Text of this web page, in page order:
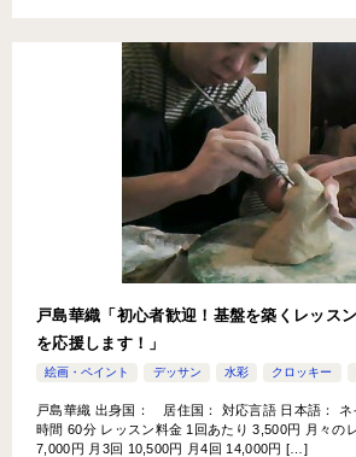
戸島華織「初心者歓迎！基盤を築くレッス
を応援します！」
絵画・ペイント デッサン 水彩 クロッキー
戸島華織 出身国： 居住国： 対応言語 日本語： ネ
時間 60分 レッスン料金 1回あたり 3,500円 月々の
7,000円 月3回 10,500円 月4回 14,000円 […]